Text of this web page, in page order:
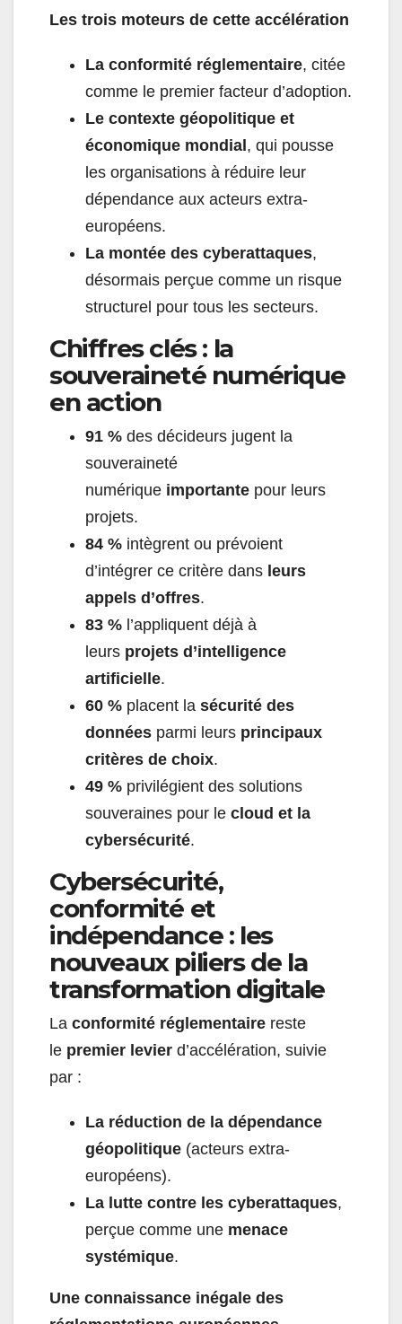
Les trois moteurs de cette accélération
La conformité réglementaire, citée
comme le premier facteur d’adoption.
Le contexte géopolitique et
économique mondial , qui pousse
les organisations à réduire leur
dépendance aux acteurs extra-
européens.
La montée des cyberattaques,
désormais perçue comme un risque
structurel pour tous les secteurs.
Chiffres clés : la
souveraineté numérique
en action
91 % des décideurs jugent la
souveraineté
numérique importante pour leurs
projets.
84 % intègrent ou prévoient
d’intégrer ce critère dans leurs
appels d’offres.
83 % l’appliquent déjà à
leurs projets d’intelligence
artificielle.
60 % placent la sécurité des
données parmi leurs principaux
critères de choix.
49 % privilégient des solutions
souveraines pour le cloud et la
cybersécurité.
Cybersécurité,
conformité et
indépendance : les
nouveaux piliers de la
transformation digitale
La conformité réglementaire reste
le premier levier d’accélération, suivie
par :
La réduction de la dépendance
géopolitique (acteurs extra-
européens).
La lutte contre les cyberattaques,
perçue comme une menace
systémique.
Une connaissance inégale des